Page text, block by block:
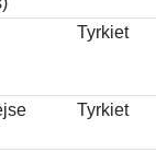
Tyrkiet
Tyrkiet